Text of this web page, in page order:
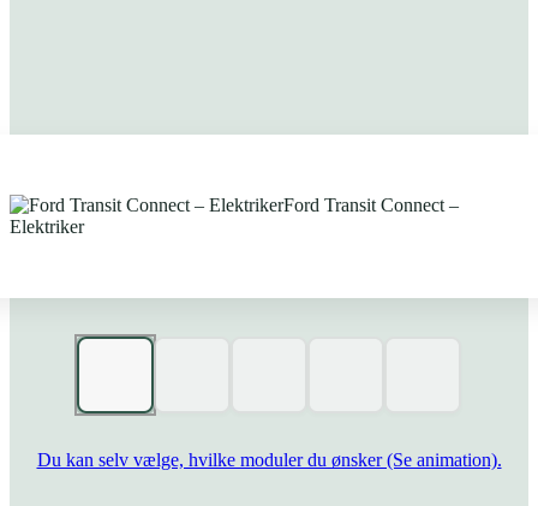
Du kan selv vælge, hvilke moduler du ønsker (Se animation).